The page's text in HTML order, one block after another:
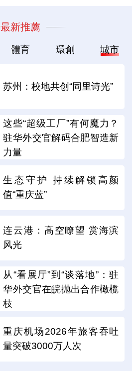
最新推薦
體育 環創 城市
苏州：校地共创“同里诗光”
这些“超级工厂”有何魔力？
驻华外交官解码合肥智造新
力量
生态守护 持续解锁高颜
值“重庆蓝”
连云港：高空瞭望 赏海滨
风光
从“看展厅”到“谈落地”：驻
华外交官在皖抛出合作橄榄
枝
重庆机场2026年旅客吞吐
量突破3000万人次